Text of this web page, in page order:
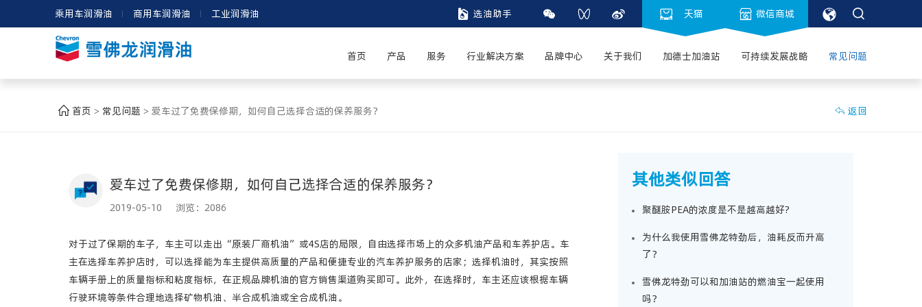
乘用车润滑油 商用车润滑油 工业润滑油 
 选油助手     天猫  微信商城
首页 产品 服务 行业解决方案 品牌中心 关于我们 加德士加油站 可持续发展战略 常见问题
首页 > 常见问题 > 爱车过了免费保修期，如何自己选择合适的保养服务？  返回
爱车过了免费保修期，如何自己选择合适的保养服务？
2019-05-10 浏览： 2086
对于过了保期的车子，车主可以走出“原装厂商机油”或4S店的局限，自由选择市场上的众多机油产品和车养护店。车
主在选择车养护店时，可以选择能为车主提供高质量的产品和便捷专业的汽车养护服务的店家；选择机油时，其实按照
车辆手册上的质量指标和粘度指标，在正规品牌机油的官方销售渠道购买即可。此外，在选择时，车主还应该根据车辆
行驶环境等条件合理地选择矿物机油、半合成机油或全合成机油。
其他类似回答
聚醚胺PEA的浓度是不是越高越好?
为什么我使用雪佛龙特劲后，油耗反而升高
了？
雪佛龙特劲可以和加油站的燃油宝一起使用
吗？